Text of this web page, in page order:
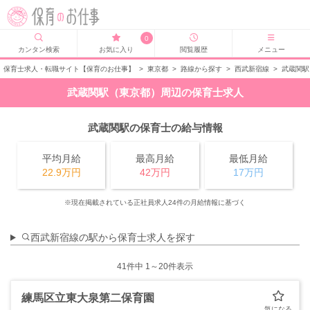
カンタン検索
0
お気に入り
閲覧履歴 メニュー
保育士求人・転職サイト【保育のお仕事】 > 東京都 > 路線から探す > 西武新宿線 > 武蔵関駅
武蔵関駅（東京都）周辺の保育士求人
武蔵関駅の保育士の給与情報
平均月給
22.9万円
最高月給
42万円
最低月給
17万円
※現在掲載されている正社員求人24件の月給情報に基づく
西武新宿線の駅から保育士求人を探す
41件中 1～20件表示
練馬区立東大泉第二保育園